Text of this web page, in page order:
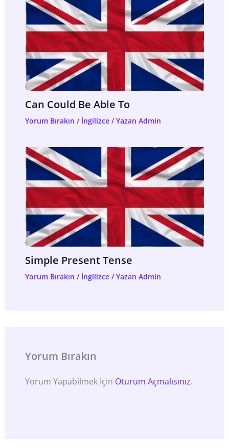
Can Could Be Able To
Yorum Bırakın / İngilizce/ Yazan Admin
Simple Present Tense
Yorum Bırakın / İngilizce/ Yazan Admin
Yorum Bırakın
Yorum Yapabilmek Için Oturum Açmalısınız.